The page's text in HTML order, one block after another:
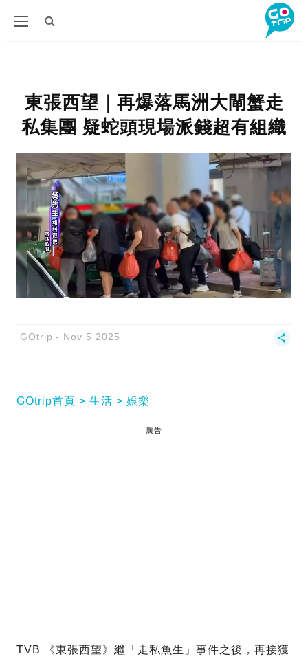
東張西望｜再爆落馬洲大閘蟹走
私集團 疑蛇頭現場派錢超有組織
GOtrip Nov 5 2025
GOtrip首頁 生活 娛樂
廣告
TVB 《東張西望》繼「走私魚生」事件之後，再接獲